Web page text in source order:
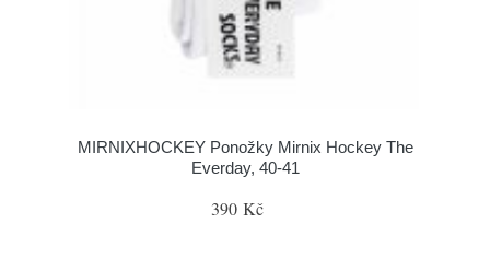
MIRNIXHOCKEY Ponožky Mirnix Hockey The
Everday, 40-41
390 Kč